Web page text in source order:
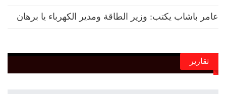
عامر باشاب يكتب: وزير الطاقة ومدير الكهرباء يا برهان
تقارير